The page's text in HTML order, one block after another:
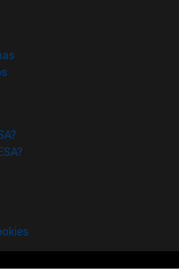
ventana)
(abre en nueva ventana)
(abre en nueva ventana)